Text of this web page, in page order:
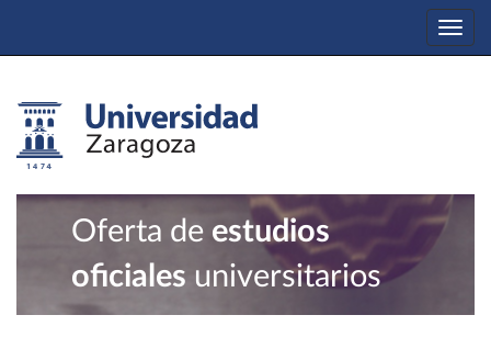
Oferta de estudios
oficiales universitarios